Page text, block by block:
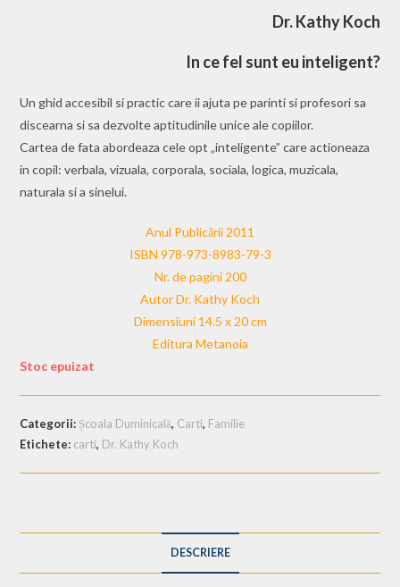
Dr. Kathy Koch
In ce fel sunt eu inteligent?
Un ghid accesibil si practic care ii ajuta pe parinti si profesori sa
discearna si sa dezvolte aptitudinile unice ale copiilor.
Cartea de fata abordeaza cele opt „inteligente” care actioneaza
in copil: verbala, vizuala, corporala, sociala, logica, muzicala,
naturala si a sinelui.
Anul Publicării 2011
ISBN 978-973-8983-79-3
Nr. de pagini 200
Autor Dr. Kathy Koch
Dimensiuni 14.5 x 20 cm
Editura Metanoia
Stoc epuizat
Categorii: Școala Duminicală, Carti, Familie
Etichete: carti, Dr. Kathy Koch
DESCRIERE